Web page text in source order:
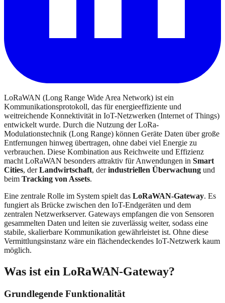
LoRaWAN (Long Range Wide Area Network) ist ein
Kommunikationsprotokoll, das für energieeffiziente und
weitreichende Konnektivität in IoT-Netzwerken (Internet of Things)
entwickelt wurde. Durch die Nutzung der LoRa-
Modulationstechnik (Long Range) können Geräte Daten über große
Entfernungen hinweg übertragen, ohne dabei viel Energie zu
verbrauchen. Diese Kombination aus Reichweite und Effizienz
macht LoRaWAN besonders attraktiv für Anwendungen in Smart
Cities, derLandwirtschaft, derindustriellen Überwachung und
beim Tracking von Assets.
Eine zentrale Rolle im System spielt das LoRaWAN-Gateway. Es
fungiert als Brücke zwischen den IoT-Endgeräten und dem
zentralen Netzwerkserver. Gateways empfangen die von Sensoren
gesammelten Daten und leiten sie zuverlässig weiter, sodass eine
stabile, skalierbare Kommunikation gewährleistet ist. Ohne diese
Vermittlungsinstanz wäre ein flächendeckendes IoT-Netzwerk kaum
möglich.
Was ist ein LoRaWAN-Gateway?
Grundlegende Funktionalität